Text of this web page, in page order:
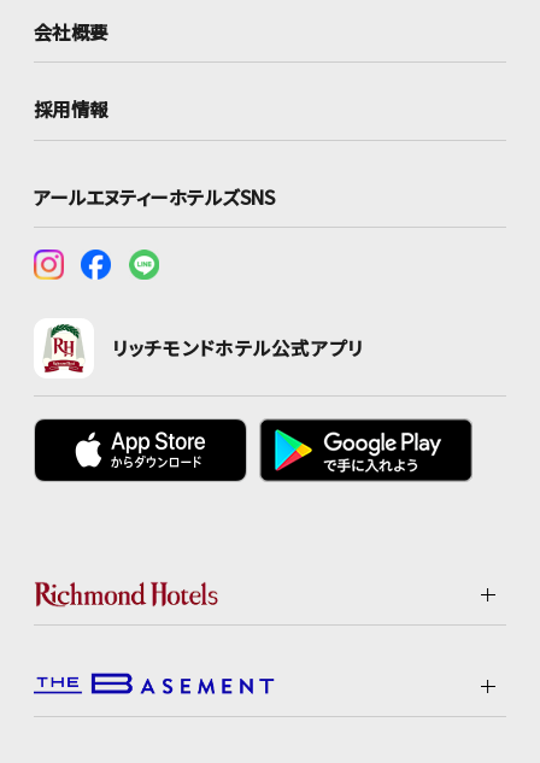
会社概要
採用情報
アールエヌティーホテルズSNS
リッチモンドホテル公式アプリ